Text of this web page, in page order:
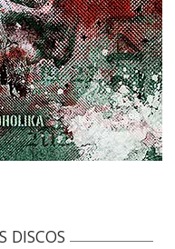
DISCOS